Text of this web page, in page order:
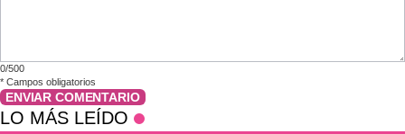
0/500
* Campos obligatorios
ENVIAR COMENTARIO
LO MÁS LEÍDO